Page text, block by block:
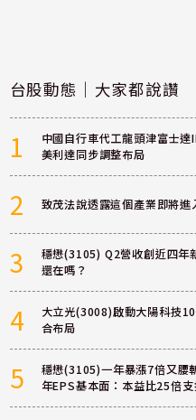
台股動態｜大家都說讚
1
中國自行車代工龍頭津富士
美利達同步調整布局
2 致茂法說透露這個產業即將進
3
穩懋(3105) Q2營收創近四年
還在嗎？
4
大立光(3008)啟動大陽科技
合布局
5
穩懋(3105)一年暴漲7倍又腰
年EPS基本面：本益比25倍支